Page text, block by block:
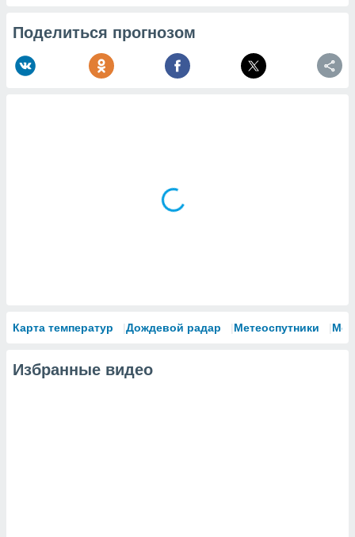
Поделиться прогнозом
Карта температур Дождевой радар Метеоспутники
Избранные видео